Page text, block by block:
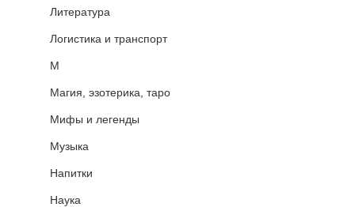
Литература
Логистика и транспорт
М
Магия, эзотерика, таро
Мифы и легенды
Музыка
Напитки
Наука